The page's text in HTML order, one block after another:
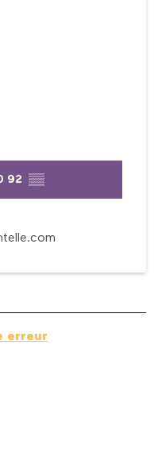
92 ▒▒
erreur